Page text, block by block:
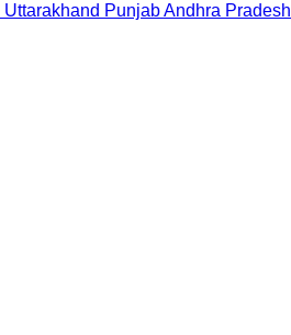
Uttarakhand PunjabAndhra Pradesh